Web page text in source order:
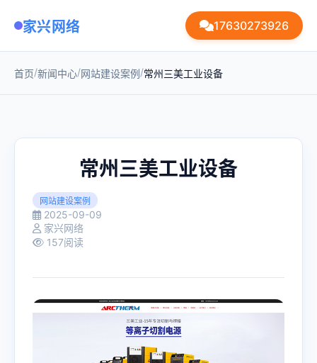
家兴网络 17630273926
首页/新闻中心/网站建设案例/常州三美工业设备
常州三美工业设备
网站建设案例
2025-09-09
家兴网络
157阅读